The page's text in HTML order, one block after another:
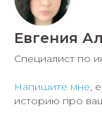
Евгения
Специалист по
Напишите мне,
историю про